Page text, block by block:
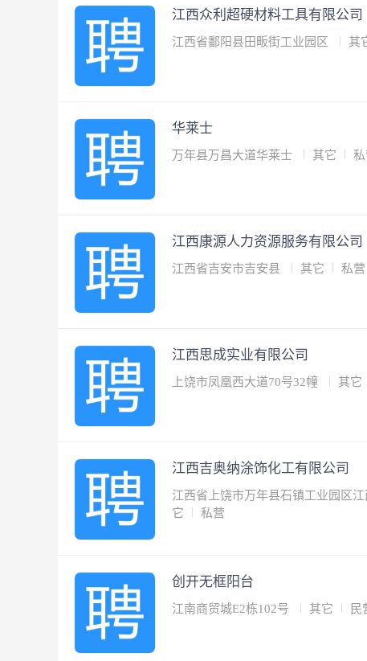
江西众利超硬材料工具有限公司
江西省鄱阳县田畈街工业园区 其
华莱士
万年县万昌大道华莱士 其它
江西康源人力资源服务有限公司
江西省吉安市吉安县 其它 私营
江西思成实业有限公司
上饶市凤凰西大道70号32幢 其它
江西吉奥纳涂饰化工有限公司
江西省上饶市万年县石镇工业园区
它
私营
创开无框阳台
江南商贸城E2栋102号 其它 民